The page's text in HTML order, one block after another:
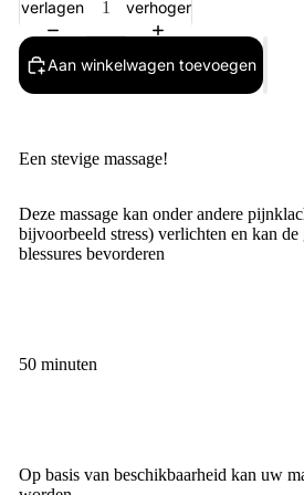
verlagen verhogen
Aan winkelwagen toevoegen
Een stevige massage!
Deze massage kan onder andere
bijvoorbeeld stress) verlichten en kan de
blessures bevorderen
50 minuten
Op basis van beschikbaarheid kan uw